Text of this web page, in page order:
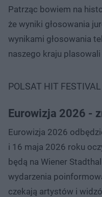
Patrząc bowiem na
że wyniki głosowania
wynikami głosowania
naszego kraju
POLSAT HIT
Eurowizja 2026 -
Eurowizja 2026
i 16 maja 2026 roku
będą na Wiener
wydarzenia
czekają artystów i